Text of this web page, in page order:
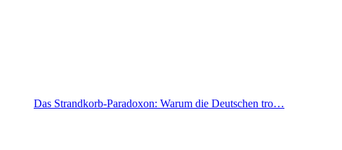
Das Strandkorb-Paradoxon: Warum die Deutschen tro…